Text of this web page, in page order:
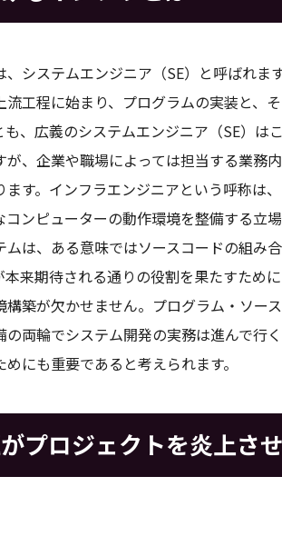
システムエンジニア（SE）と呼ばれま
工程に始まり、プログラムの実装と、
、広義のシステムエンジニア（SE）は
、企業や職場によっては担当する業務
す。インフラエンジニアという呼称は
ンピューターの動作環境を整備する立
は、ある意味ではソースコードの組み
来期待される通りの役割を果たすため
築が欠かせません。プログラム・ソー
両輪でシステム開発の実務は進んで行
にも重要であると考えられます。
プロジェクトを炎上さ